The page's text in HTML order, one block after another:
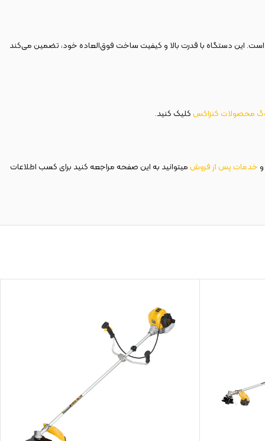
کاربران خانگی است. این دستگاه با قدرت بالا و کیفیت ساخت فوق‌العاده خود، تضمین می‌کند
محصولات کنزاکسکلیک کنید.
خدمات پس از فروشمیتوانید به این صفحه مراجعه کنید برای کسب اطلاعات